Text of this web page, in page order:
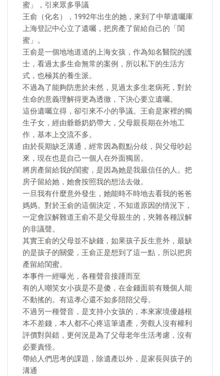
蜜」，引來眾多爭議
王俞（化名），1992年出生的她，來到了中華遺囑庫
上海登記中心立了遺囑，把房產了留給自己的「閨
蜜」。
王俞是一個地地道道的上海女孩，作為知名醫院的護
士，看過太多生命無常的案例，所以私下的生活方
式，也極其的養生派。
不過為了能夠防患於未然，見過太多生老病死，對於
生命的意義理解得更為透徹，下決心要立遺囑。
這份遺囑立得，卻引來不小的爭議。王俞是家裡的獨
生子女，經由爺爺奶奶帶大，父母親長期在外地工
作，基本上交流不多。
由於長期缺乏溝通，經常因為觀點分歧，與父母吵起
來，現在也是自己一個人在外面獨居。
將房產留給我的閨蜜，是因為她是我最信任的人。把
房子留給她，她會按照我的想法去做。
一旦我有什麼意外發生，她能時不時地去看我的爸爸
媽媽。對於王俞的這個決定，不知道原因的情況下，
一定會誤解難道王俞不是父母親生的，夾雜各種誤解
的非議聲。
其實王俞的父母並不缺錢，如果孩子反生意外，最缺
的是孩子的關愛，王俞正是想到了這一點，所以把房
產留給閨蜜。
本事件一經曝光，各種聲音接踵而至
有的人嘲笑女小孩是不是傻，在金錢面前有幾個人能
不動搖的。有這孝心還不如多陪陪父母。
不過另一種聲音，是支持小女孩的，本來家境優越根
本不差錢，本人都不心疼這筆遺產，旁觀人沒有權利
評價對與錯，更何況是為了父母老年生活考慮，沒有
必要責怪。
帶給人們思考的課題，除遺產以外，是家長與孩子的
溝通